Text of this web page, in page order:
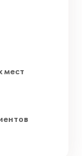
мест